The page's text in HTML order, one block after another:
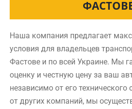
Наша компания предлагает
условия для владельцев
Фастове и по всей Украине. Мы
оценку и честную цену за ваш
независимо от его технического
от других компаний, мы